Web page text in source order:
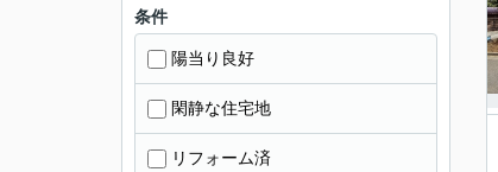
条件
陽当り良好
閑静な住宅地
リフォーム済